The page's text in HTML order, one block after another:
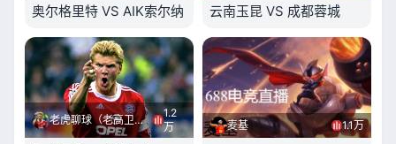
奥尔格里特 VS AIK索尔纳 云南玉昆 VS 成都蓉城
老虎聊球（老高卫星）
1.2
万
麦基 1.1万